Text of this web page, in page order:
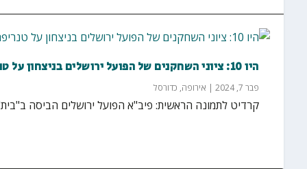
היו 10: ציוני השחקנים של הפועל ירושלים בניצחון על טנריפה
פבר 7, 2024 | אירופה, כדורסל
קרדיט לתמונה הראשית: פיב"א הפועל ירושלים הביסה ב"בית" 61:85 את טנריפה